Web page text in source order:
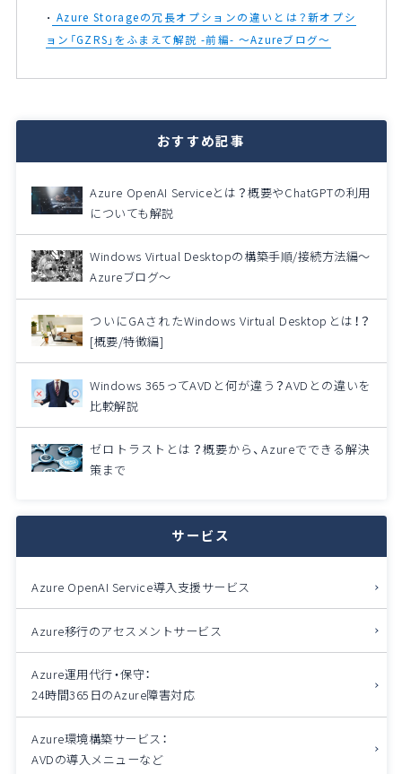
Azure Storageの冗長オプションの違いとは？新オプシ
ョン「GZRS」をふまえて解説 -前編- ～Azureブログ～
おすすめ記事
Azure OpenAI Serviceとは？概要やChatGPTの利用
についても解説
Windows Virtual Desktopの構築手順/接続方法編～
Azureブログ～
ついにGAされたWindows Virtual Desktopとは！？
[概要/特徴編]
Windows 365ってAVDと何が違う？AVDとの違いを
比較解説
ゼロトラストとは？概要から、Azureでできる解決
策まで
サービス
Azure OpenAI Service導入支援サービス
Azure移行のアセスメントサービス
Azure運用代行・保守：
24時間365日のAzure障害対応
Azure環境構築サービス：
AVDの導入メニューなど